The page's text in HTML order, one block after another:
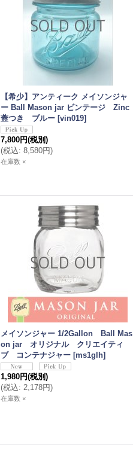
【希少】アンティーク メイソンジャ
ー Ball Mason jar ビンテージ Zinc
蓋つき ブルー [vin019]
7,800円(税別)
(税込: 8,580円)
在庫数 ×
メイソンジャー 1/2Gallon Ball Mas
on jar オリジナル クリエイティ
ブ コンテナジャー [ms1glh]
1,980円(税別)
(税込: 2,178円)
在庫数 ×